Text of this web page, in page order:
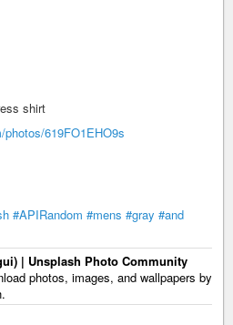
shirt
619FO1EHO9s
#APIRandom #mens #gray #and
| Unsplash Photo Community
photos, images, and wallpapers by